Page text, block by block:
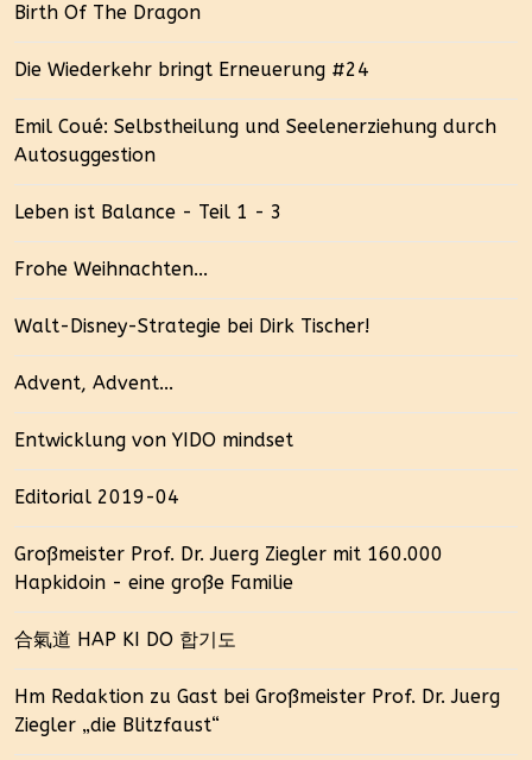
Birth Of The Dragon
Die Wiederkehr bringt Erneuerung #24
Emil Coué: Selbstheilung und Seelenerziehung durch
Autosuggestion
Leben ist Balance - Teil 1 - 3
Frohe Weihnachten...
Walt-Disney-Strategie bei Dirk Tischer!
Advent, Advent...
Entwicklung von YIDO mindset
Editorial 2019-04
Großmeister Prof. Dr. Juerg Ziegler mit 160.000
Hapkidoin - eine große Familie
合氣道 HAP KI DO 합기도
Hm Redaktion zu Gast bei Großmeister Prof. Dr. Juerg
Ziegler „die Blitzfaust“